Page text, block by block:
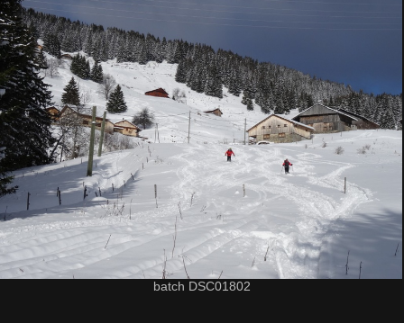
batch DSC01802